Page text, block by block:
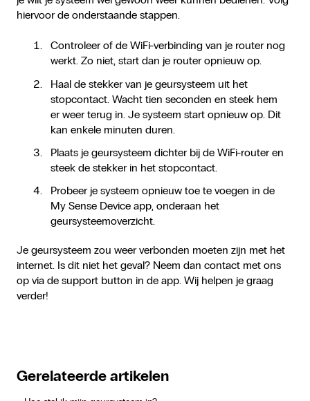
hiervoor de onderstaande stappen.
Controleer of de WiFi-verbinding van je router nog
werkt. Zo niet, start dan je router opnieuw op.
Haal de stekker van je geursysteem uit het
stopcontact. Wacht tien seconden en steek hem
er weer terug in. Je systeem start opnieuw op. Dit
kan enkele minuten duren.
Plaats je geursysteem dichter bij de WiFi-router en
steek de stekker in het stopcontact.
Probeer je systeem opnieuw toe te voegen in de
My Sense Device app, onderaan het
geursysteemoverzicht.
Je geursysteem zou weer verbonden moeten zijn met het
internet. Is dit niet het geval? Neem dan contact met ons
op via de support button in de app. Wij helpen je graag
verder!
Gerelateerde artikelen